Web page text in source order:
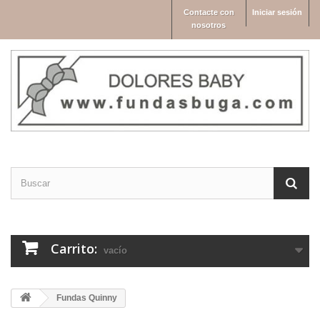
Iniciar sesión
Contacte con
nosotros
Carrito: vacío
Fundas Quinny